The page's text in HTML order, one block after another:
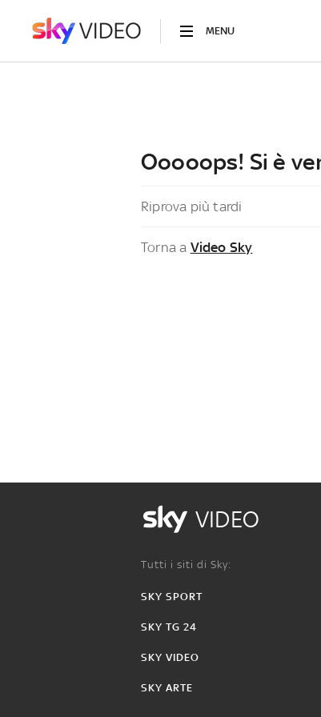
MENU
Ooooops! Si è
Riprova più tardi
Torna a Video Sky
VIDEO
Tutti i siti di Sky:
SKY SPORT
SKY TG 24
SKY VIDEO
SKY ARTE